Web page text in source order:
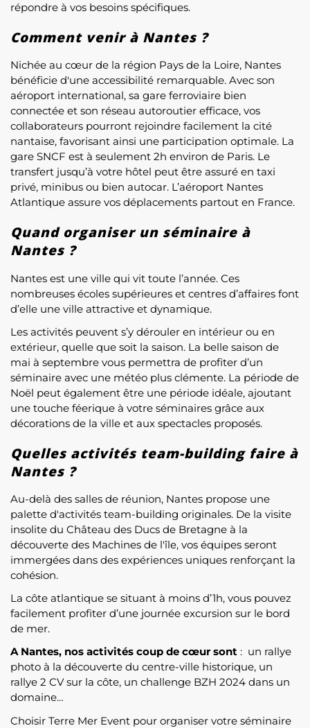
répondre à vos besoins spécifiques.
Comment venir à Nantes ?
Nichée au cœur de la région Pays de la Loire, Nantes
bénéficie d'une accessibilité remarquable. Avec son
aéroport international, sa gare ferroviaire bien
connectée et son réseau autoroutier efficace, vos
collaborateurs pourront rejoindre facilement la cité
nantaise, favorisant ainsi une participation optimale. La
gare SNCF est à seulement 2h environ de Paris. Le
transfert jusqu’à votre hôtel peut être assuré en taxi
privé, minibus ou bien autocar. L’aéroport Nantes
Atlantique assure vos déplacements partout en France.
Quand organiser un séminaire à
Nantes ?
Nantes est une ville qui vit toute l’année. Ces
nombreuses écoles supérieures et centres d’affaires font
d’elle une ville attractive et dynamique.
Les activités peuvent s’y dérouler en intérieur ou en
extérieur, quelle que soit la saison. La belle saison de
mai à septembre vous permettra de profiter d’un
séminaire avec une météo plus clémente. La période de
Noël peut également être une période idéale, ajoutant
une touche féerique à votre séminaires grâce aux
décorations de la ville et aux spectacles proposés.
Quelles activités team-building faire à
Nantes ?
Au-delà des salles de réunion, Nantes propose une
palette d'activités team-building originales. De la visite
insolite du Château des Ducs de Bretagne à la
découverte des Machines de l'île, vos équipes seront
immergées dans des expériences uniques renforçant la
cohésion.
La côte atlantique se situant à moins d’1h, vous pouvez
facilement profiter d’une journée excursion sur le bord
de mer.
A Nantes, nos activités coup de cœur sont : un rallye
photo à la découverte du centre-ville historique, un
rallye 2 CV sur la côte, un challenge BZH 2024 dans un
domaine…
Choisir Terre Mer Event pour organiser votre séminaire